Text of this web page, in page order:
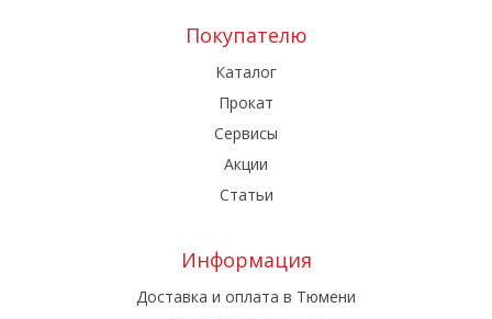
Покупателю
Каталог
Прокат
Сервисы
Акции
Статьи
Информация
Доставка и оплата в Тюмени